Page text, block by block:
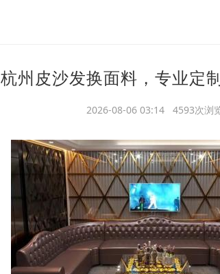
杭州皮沙发换面料，专业定
2026-08-06 03:14 4593次浏